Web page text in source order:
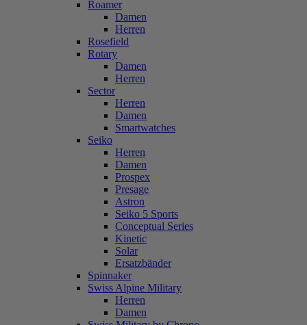
Roamer
Damen
Herren
Rosefield
Rotary
Damen
Herren
Sector
Herren
Damen
Smartwatches
Seiko
Herren
Damen
Prospex
Presage
Astron
Seiko 5 Sports
Conceptual Series
Kinetic
Solar
Ersatzbänder
Spinnaker
Swiss Alpine Military
Herren
Damen